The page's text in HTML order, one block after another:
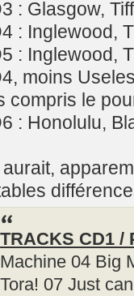
: Glasgow,
: Inglewood,
: Inglewood,
moins
compris le
: Honolulu,
aurait,
TRACKS CD1 /
Machine 04 Big
Tora! 07 Just